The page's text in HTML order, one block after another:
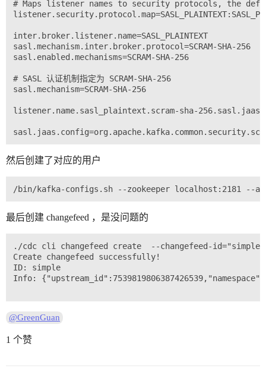
# Maps listener names to security protocols, the
inter.broker.listener.name=SASL_PLAINTEXT
sasl.mechanism.inter.broker.protocol=SCRAM-SHA-256
sasl.enabled.mechanisms=SCRAM-SHA-256
# SASL 认证机制指定为 SCRAM-SHA-256
sasl.mechanism=SCRAM-SHA-256
listener.name.sasl_plaintext.scram-sha-
然后创建了对应的用户
最后创建 changefeed ，是没问题的
./cdc cli changefeed create  --changefeed-id="simple" --
Create changefeed successfully!
ID: simple
Info:
@GreenGuan
1 个赞